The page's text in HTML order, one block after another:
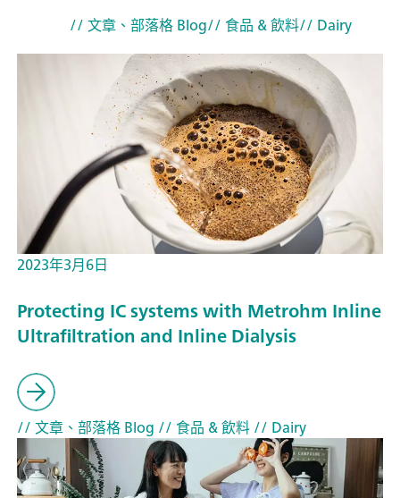
// 文章、部落格 Blog// 食品 & 飲料// Dairy
2023年3月6日
Protecting IC systems with Metrohm Inline
Ultrafiltration and Inline Dialysis
// 文章、部落格 Blog // 食品 & 飲料// Dairy